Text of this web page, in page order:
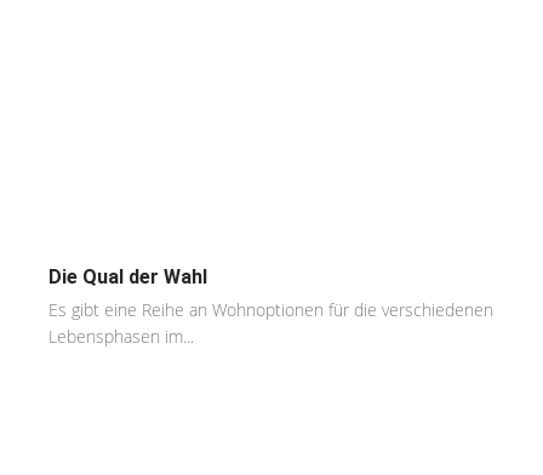
Die Qual der Wahl
Es gibt eine Reihe an Wohnoptionen für die verschiedenen
Lebensphasen im...